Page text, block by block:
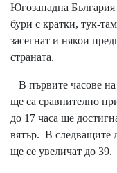
Югозападна
бури с кратки, тук-
засегнат и някои
страната.
В първите часове
ще са сравнително
до 17 часа ще
вятър. В следващите
ще се увеличат до 39.